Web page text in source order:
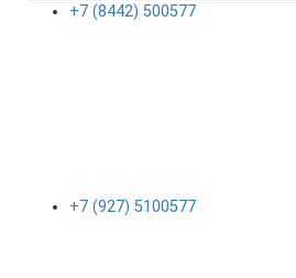
+7 (8442) 500577
+7 (927) 5100577